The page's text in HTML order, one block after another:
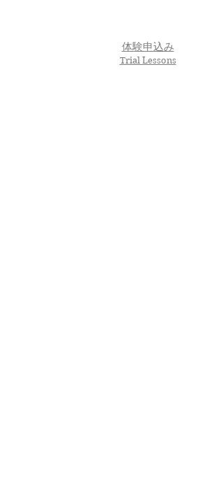
体験申込み
Trial Lessons